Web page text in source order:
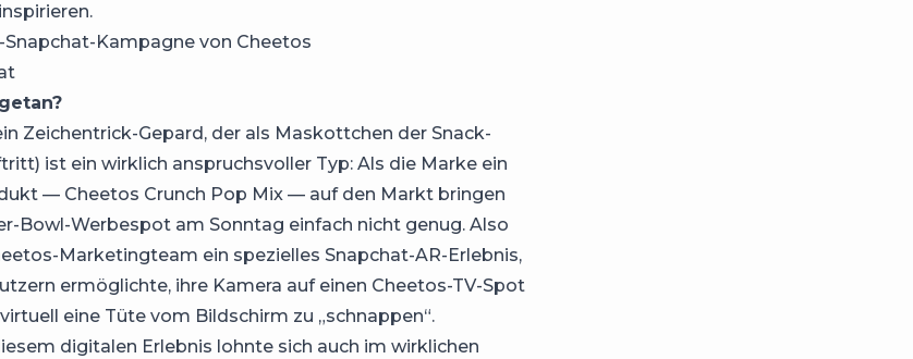
Snapchat-Kampagne von Cheetos
Zeichentrick-Gepard, der als Maskottchen der Snack-
ist ein wirklich anspruchsvoller Typ: Als die Marke ein
— Cheetos Crunch Pop Mix — auf den Markt bringen
Bowl-Werbespot am Sonntag einfach nicht genug. Also
Marketingteam ein spezielles Snapchat-AR-Erlebnis,
ermöglichte, ihre Kamera auf einen Cheetos-TV-Spot
eine Tüte vom Bildschirm zu „schnappen“.
digitalen Erlebnis lohnte sich auch im wirklichen